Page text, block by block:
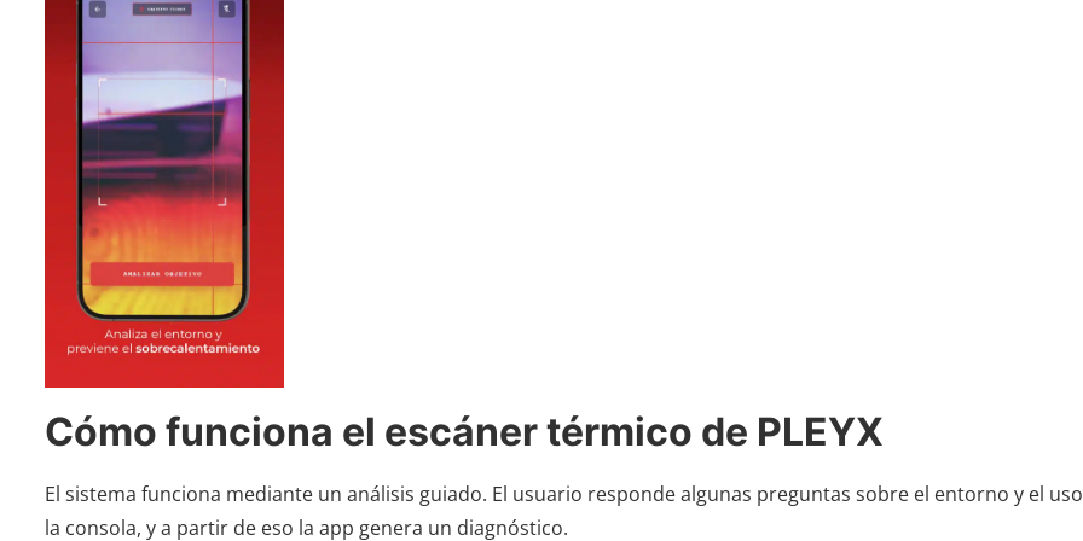
Cómo funciona el escáner térmico de PLEYX
El sistema funciona mediante un análisis guiado. El usuario responde algunas preguntas sobre el entorno y el
la consola, y a partir de eso la app genera un diagnóstico.